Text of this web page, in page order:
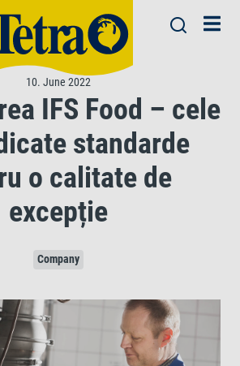
10. June 2022
IFS Food – cele
standarde
o calitate de
excepție
Company